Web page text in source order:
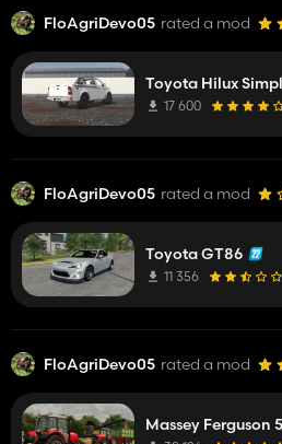
FloAgriDevo05 rated a mod
Toyota Hilux
17 600
FloAgriDevo05 rated a mod
Toyota GT86
11 356
FloAgriDevo05 rated a mod
Massey Ferguson